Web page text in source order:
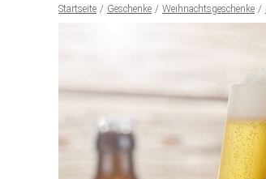
Startseite Geschenke Weihnachtsgeschenke